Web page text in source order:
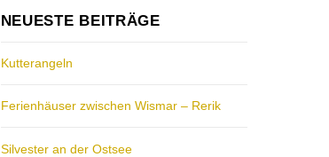
NEUESTE BEITRÄGE
Kutterangeln
Ferienhäuser zwischen Wismar – Rerik
Silvester an der Ostsee